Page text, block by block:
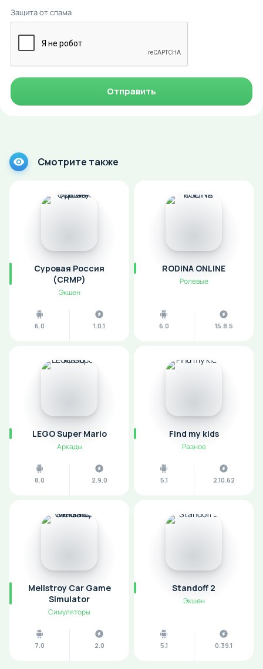
Защита от спама
Отправить
Смотрите также
Суровая Россия
(CRMP)
Экшен
6.0 1.0.1
RODINA ONLINE
Ролевые
6.0 15.8.5
LEGO Super Mario
Аркады
8.0 2.9.0
Find my kids
Разное
5.1 2.10.62
Mellstroy Car Game
Simulator
Симуляторы
7.0 2.0
Standoff 2
Экшен
5.1 0.39.1